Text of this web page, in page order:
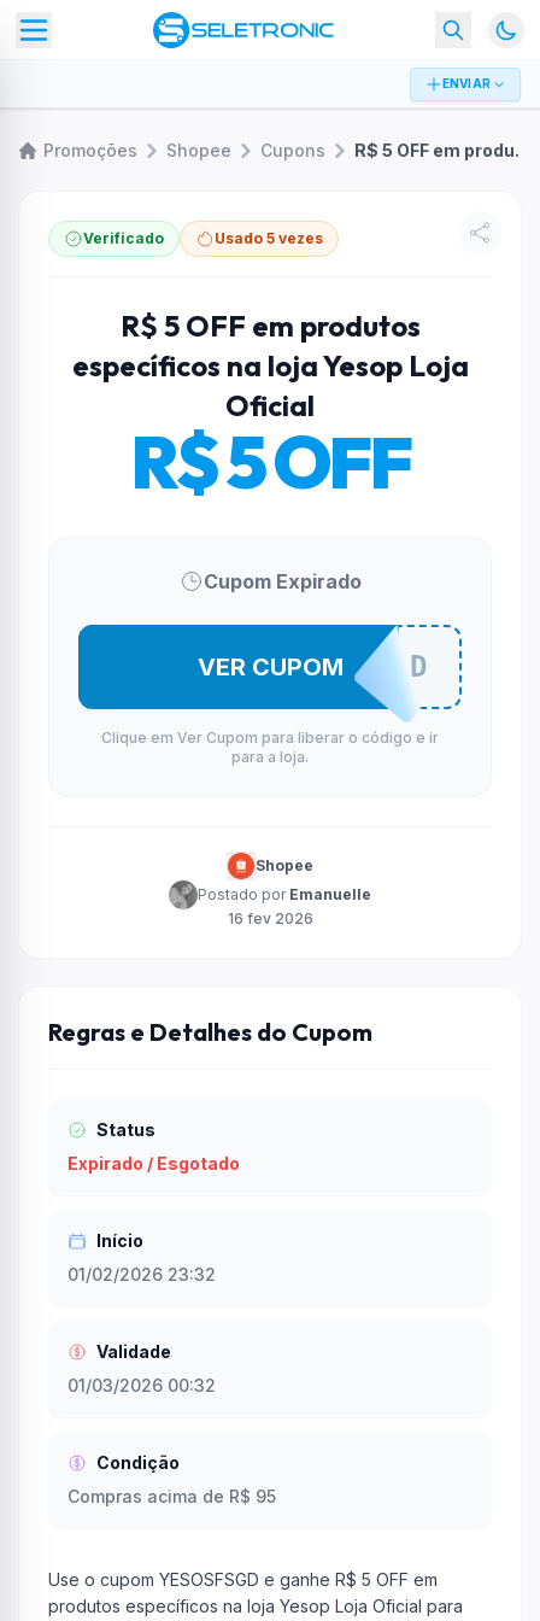
ENVIAR
Promoções Shopee Cupons R$ 5 OFF em produtos específicos na loja Yesop Loja Oficial
Verificado Usado 5 vezes
R$ 5 OFF em produtos
específicos na loja Yesop Loja
Oficial
R$ 5 OFF
Cupom Expirado
YESOSFSGD
VER CUPOM
Clique em Ver Cupom para liberar o código e ir
para a loja.
Shopee
Postado por Emanuelle
16 fev 2026
Regras e Detalhes do Cupom
Status
Expirado / Esgotado
Início
01/02/2026 23:32
Validade
01/03/2026 00:32
Condição
Compras acima de R$ 95
Use o cupom YESOSFSGD e ganhe R$ 5 OFF em
produtos específicos na loja Yesop Loja Oficial para